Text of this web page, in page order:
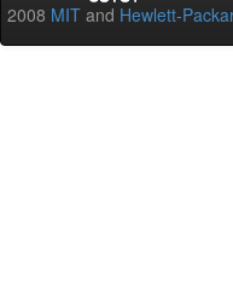
2008 MIT and Hewlett-